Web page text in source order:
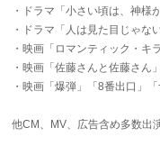
・ドラマ「小さい頃は、神様
・ドラマ「人は見た目じゃな
・映画「ロマンティック・キ
・映画「佐藤さんと佐藤さん
・映画「爆弾」「8番出口」「
他CM、MV、広告含め多数出